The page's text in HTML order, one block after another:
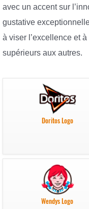
avec un accent sur
gustative
à viser l’excellence et
supérieurs aux autres.
Doritos Logo
Wendys Logo